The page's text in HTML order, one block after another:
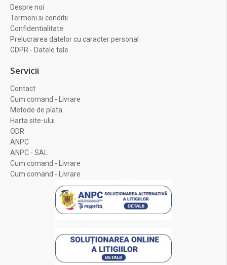
Despre noi
Termeni si conditii
Confidentialitate
Prelucrarea datelor cu caracter personal
GDPR - Datele tale
Servicii
Contact
Cum comand - Livrare
Metode de plata
Harta site-ului
ODR
ANPC
ANPC - SAL
Cum comand - Livrare
Cum comand - Livrare